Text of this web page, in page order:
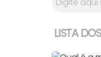
LISTA